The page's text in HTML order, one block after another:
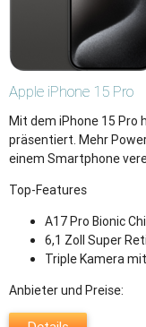
Apple iPhone 15 Pro
Mit dem iPhone 15 Pro
präsentiert. Mehr
einem Smartphone
Top-Features
A17 Pro Bionic
6,1 Zoll Super
Triple Kamera
Anbieter und Preise: